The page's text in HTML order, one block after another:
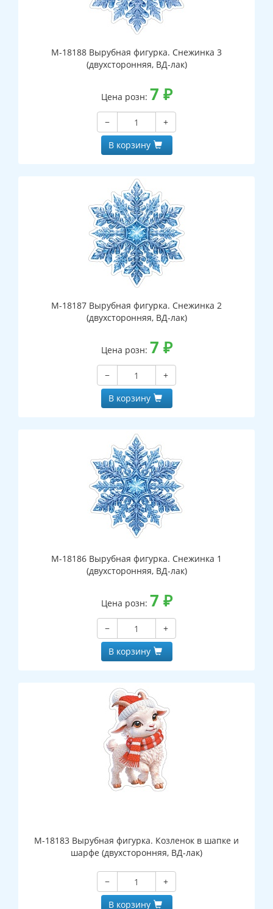
М-18188 Вырубная фигурка. Снежинка 3
(двухсторонняя, ВД-лак)
Цена розн: 7 ₽
−
+
В корзину
М-18187 Вырубная фигурка. Снежинка 2
(двухсторонняя, ВД-лак)
Цена розн: 7 ₽
−
+
В корзину
М-18186 Вырубная фигурка. Снежинка 1
(двухсторонняя, ВД-лак)
Цена розн: 7 ₽
−
+
В корзину
М-18183 Вырубная фигурка. Козленок в шапке и
шарфе (двухсторонняя, ВД-лак)
−
+
В корзину